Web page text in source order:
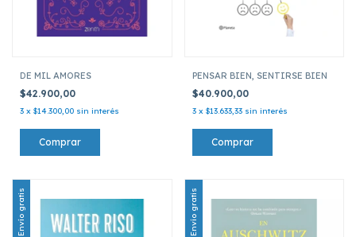
DE MIL AMORES
$42.900,00
3 x $14.300,00 sin interés
PENSAR BIEN, SENTIRSE BIEN
$40.900,00
3 x $13.633,33 sin interés
Envío gratis Envío gratis